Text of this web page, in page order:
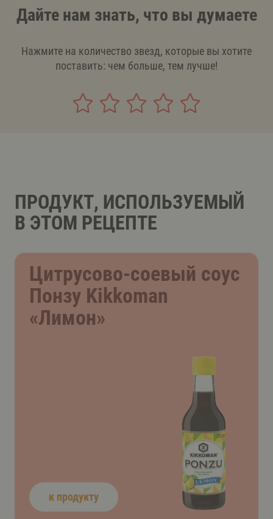
Дайте нам знать, что вы думаете
Нажмите на количество звезд, которые вы хотите
поставить: чем больше, тем лучше!
ПРОДУКТ, ИСПОЛЬЗУЕМЫЙ
В ЭТОМ РЕЦЕПТЕ
Цитрусово-соевый соус
Понзу Kikkoman
«Лимон»
к продукту